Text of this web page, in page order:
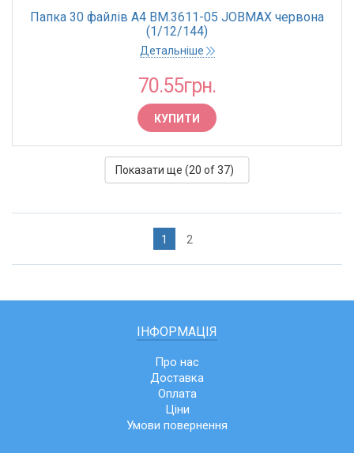
Папка 30 файлів А4 BM.3611-05 JOBMAX червона
(1/12/144)
Детальніше
70.55грн.
КУПИТИ
Показати ще (20 of 37)
1 2
ІНФОРМАЦІЯ
Про нас
Доставка
Оплата
Ціни
Умови повернення